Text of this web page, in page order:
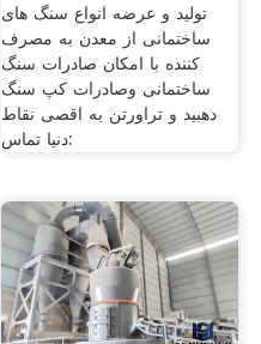
تولید و عرضه انواع سنگ های
ساختمانی از معدن به مصرف
کننده با امکان صادرات سنگ
ساختمانی وصادرات کپ سنگ
دهبید و تراورتن به اقصی نقاط
دنیا تماس‌: